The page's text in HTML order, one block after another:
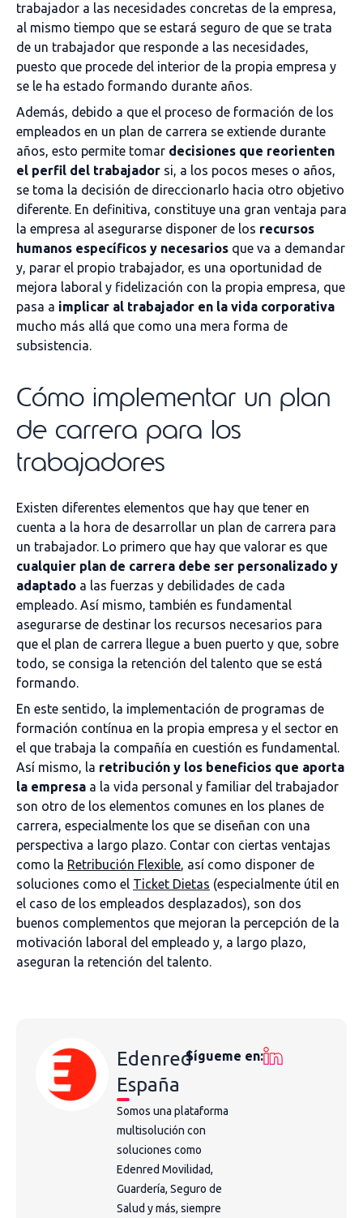
trabajador a las necesidades concretas de la empresa,
al mismo tiempo que se estará seguro de que se trata
de un trabajador que responde a las necesidades,
puesto que procede del interior de la propia empresa y
se le ha estado formando durante años.
Además, debido a que el proceso de formación de los
empleados en un plan de carrera se extiende durante
años, esto permite tomar decisiones que reorienten
el perfil del trabajador si, a los pocos meses o años,
se toma la decisión de direccionarlo hacia otro objetivo
diferente. En definitiva, constituye una gran ventaja para
la empresa al asegurarse disponer de los recursos
humanos específicos y necesarios que va a demandar
y, parar el propio trabajador, es una oportunidad de
mejora laboral y fidelización con la propia empresa, que
pasa a implicar al trabajador en la vida corporativa
mucho más allá que como una mera forma de
subsistencia.
Cómo implementar un plan
de carrera para los
trabajadores
Existen diferentes elementos que hay que tener en
cuenta a la hora de desarrollar un plan de carrera para
un trabajador. Lo primero que hay que valorar es que
cualquier plan de carrera debe ser personalizado y
adaptado a las fuerzas y debilidades de cada
empleado. Así mismo, también es fundamental
asegurarse de destinar los recursos necesarios para
que el plan de carrera llegue a buen puerto y que, sobre
todo, se consiga la retención del talento que se está
formando.
En este sentido, la implementación de programas de
formación contínua en la propia empresa y el sector en
el que trabaja la compañía en cuestión es fundamental.
Así mismo, la retribución y los beneficios que aporta
la empresa a la vida personal y familiar del trabajador
son otro de los elementos comunes en los planes de
carrera, especialmente los que se diseñan con una
perspectiva a largo plazo. Contar con ciertas ventajas
como la Retribución Flexible, así como disponer de
soluciones como el Ticket Dietas (especialmente útil en
el caso de los empleados desplazados), son dos
buenos complementos que mejoran la percepción de la
motivación laboral del empleado y, a largo plazo,
aseguran la retención del talento.
Edenred
España
Somos una plataforma
multisolución con
soluciones como
Edenred Movilidad,
Guardería, Seguro de
Salud y más, siempre
Sígueme en: